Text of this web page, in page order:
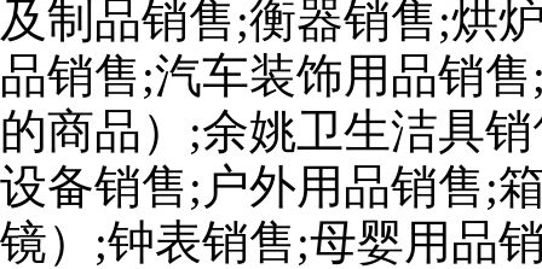
及制品销售;衡器销售;烘
品销售;汽车装饰用品销
的商品）;余姚卫生洁具
设备销售;户外用品销售;
镜）;钟表销售;母婴用品